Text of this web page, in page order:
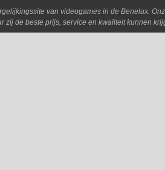
van videogames in de Benelux.
zij de beste prijs, service en kwaliteit kunnen